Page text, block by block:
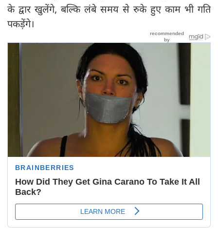
के द्वार खुलेंगे, बल्कि लंबे समय से रुके हुए काम भी गति
पकड़ेंगे।